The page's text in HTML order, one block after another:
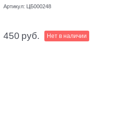
Артикул: ЦБ000248
руб.
450 Нет в наличии